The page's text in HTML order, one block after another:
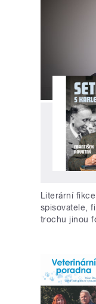
Literární
spisovatele,
trochu jinou